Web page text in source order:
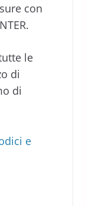
con
le
di
di
e